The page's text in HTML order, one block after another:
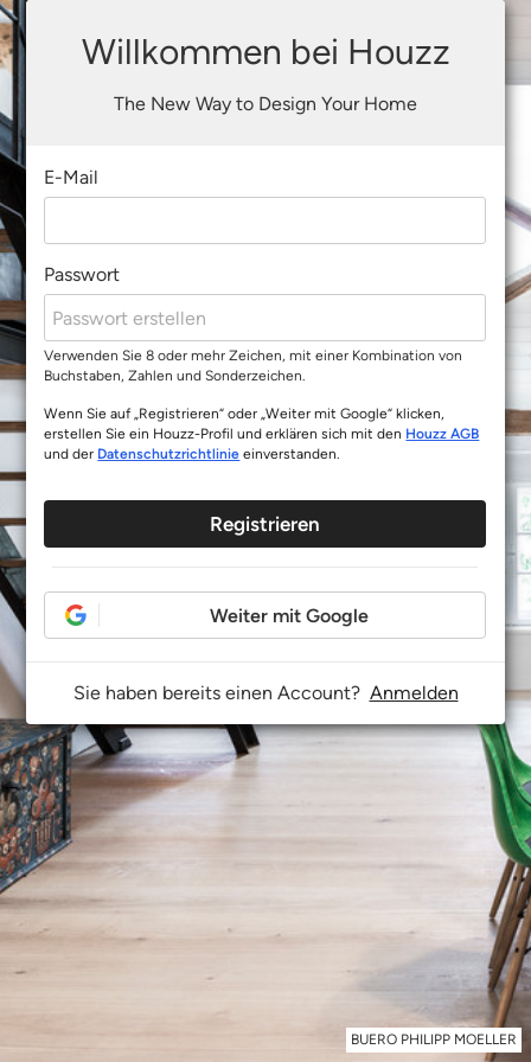
BUERO PHILIPP MOELLER
Willkommen bei Houzz
The New Way to Design Your Home
E-Mail
Passwort
Verwenden Sie 8 oder mehr Zeichen, mit einer Kombination von
Buchstaben, Zahlen und Sonderzeichen.
Wenn Sie auf „Registrieren“ oder „Weiter mit Google“ klicken,
erstellen Sie ein Houzz-Profil und erklären sich mit den Houzz AGB
und der Datenschutzrichtlinie einverstanden.
Registrieren
Weiter mit Google
Sie haben bereits einen Account? Anmelden